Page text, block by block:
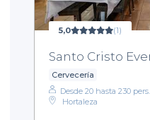
5,0 (1)
Santo Cristo
Cervecería
Desde 20 hasta 230 pers.
Hortaleza